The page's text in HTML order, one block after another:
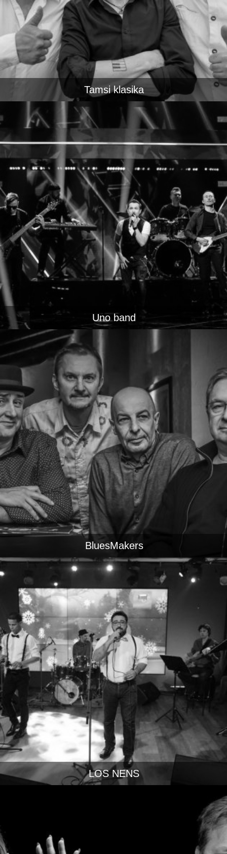
Tamsi klasika
Uno band
BluesMakers
LOS NENS